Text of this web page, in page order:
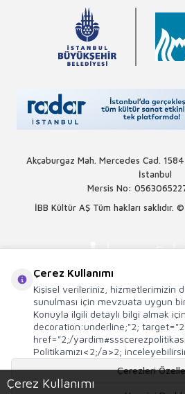
Çerez Kullanımı
Akçaburgaz Mah. Mercedes Cad.
İstanbul
Mersis No:
İBB Kültür AŞ Tüm hakları saklıdır.
Çerez Kullanımı
Kişisel verileriniz, hizmetlerimizin
sunulması için mevzuata uygun
Konuyla ilgili detaylı bilgi almak
decoration:underline;"2;
href="2;/
Politikamızı<2;/a>2;
Çerezleri